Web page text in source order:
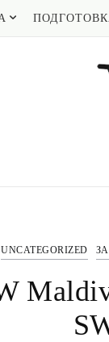
UNCATEGORIZED